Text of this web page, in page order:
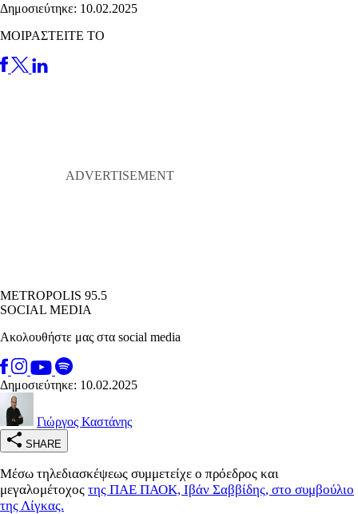
Δημοσιεύτηκε: 10.02.2025
ΜΟΙΡΑΣΤΕΙΤΕ ΤΟ
METROPOLIS 95.5
SOCIAL MEDIA
Ακολουθήστε μας στα social media
Δημοσιεύτηκε: 10.02.2025
Γιώργος Καστάνης
SHARE
Μέσω τηλεδιασκέψεως συμμετείχε ο πρόεδρος και
μεγαλομέτοχος της ΠΑΕ ΠΑΟΚ, Ιβάν Σαββίδης, στο συμβούλιο
της Λίγκας.